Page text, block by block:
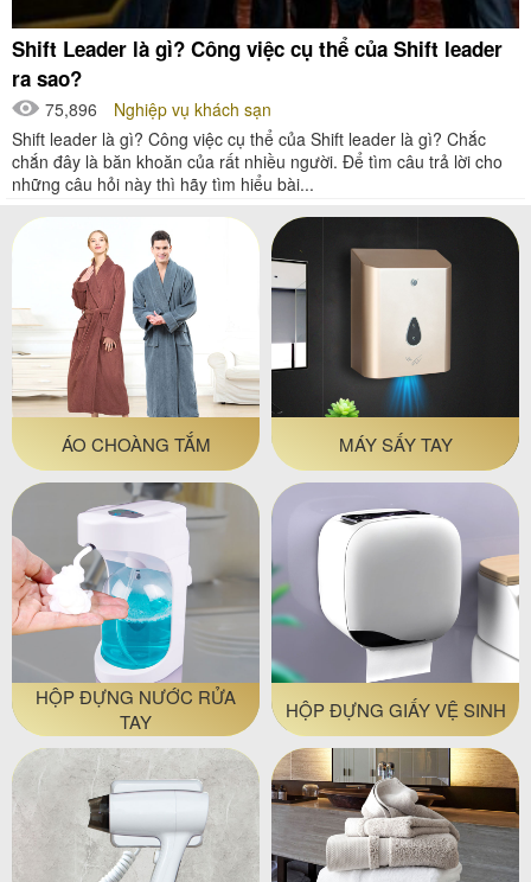
Shift Leader là gì? Công việc cụ thể của Shift leader
ra sao?
75,896
Nghiệp vụ khách sạn
Shift leader là gì? Công việc cụ thể của Shift leader là gì? Chắc
chắn đây là băn khoăn của rất nhiều người. Để tìm câu trả lời cho
những câu hỏi này thì hãy tìm hiểu bài...
ÁO CHOÀNG TẮM MÁY SẤY TAY
HỘP ĐỰNG NƯỚC RỬA
TAY
HỘP ĐỰNG GIẤY VỆ SINH